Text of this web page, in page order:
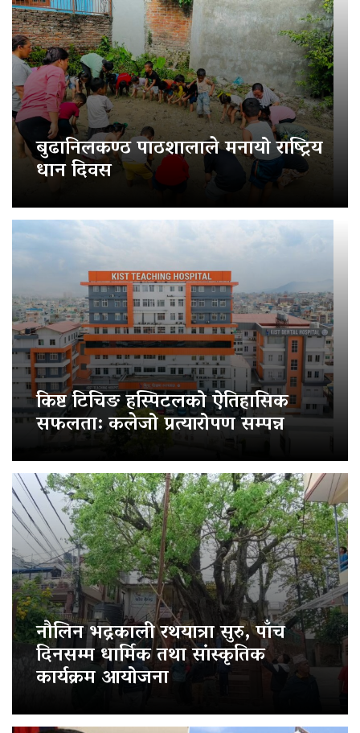
बुढानिलकण्ठ पाठशालाले मनायो राष्ट्रिय
धान दिवस
किष्ट टिचिङ हस्पिटलको ऐतिहासिक
सफलता: कलेजो प्रत्यारोपण सम्पन्न
नौलिन भद्रकाली रथयात्रा सुरु, पाँच
दिनसम्म धार्मिक तथा सांस्कृतिक
कार्यक्रम आयोजना